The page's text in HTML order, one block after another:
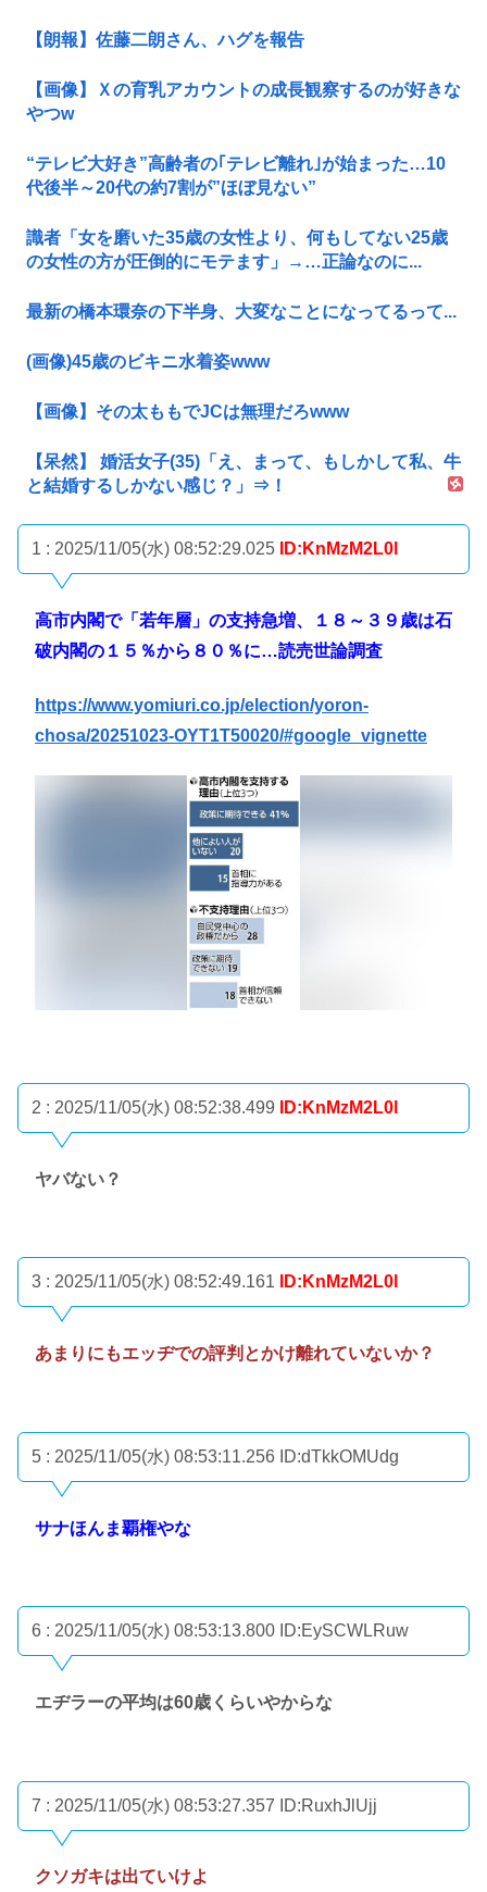
【朗報】佐藤二朗さん、ハグを報告
【画像】Ｘの育乳アカウントの成長観察するのが好きな
やつw
“テレビ大好き”高齢者の｢テレビ離れ｣が始まった…10
代後半～20代の約7割が”ほぼ見ない”
識者「女を磨いた35歳の女性より、何もしてない25歳
の女性の方が圧倒的にモテます」→…正論なのに...
最新の橋本環奈の下半身、大変なことになってるって...
(画像)45歳のビキニ水着姿www
【画像】その太ももでJCは無理だろwww
【呆然】 婚活女子(35)「え、まって、もしかして私、牛
と結婚するしかない感じ？」⇒！
1 : 2025/11/05(水) 08:52:29.025 ID:KnMzM2L0l
高市内閣で「若年層」の支持急増、１８～３９歳は石
破内閣の１５％から８０％に…読売世論調査
https://www.yomiuri.co.jp/election/yoron-
chosa/20251023-OYT1T50020/#google_vignette
2 : 2025/11/05(水) 08:52:38.499 ID:KnMzM2L0l
ヤバない？
3 : 2025/11/05(水) 08:52:49.161 ID:KnMzM2L0l
あまりにもエッヂでの評判とかけ離れていないか？
5 : 2025/11/05(水) 08:53:11.256 ID:dTkkOMUdg
サナほんま覇権やな
6 : 2025/11/05(水) 08:53:13.800 ID:EySCWLRuw
エヂラーの平均は60歳くらいやからな
7 : 2025/11/05(水) 08:53:27.357 ID:RuxhJlUjj
クソガキは出ていけよ